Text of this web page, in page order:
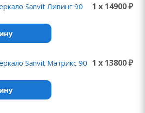
Sanvit Ливинг 90 1 x 14900 ₽
Sanvit Матрикс 90 1 x 13800 ₽